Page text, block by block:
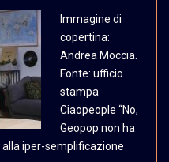
Immagine di
copertina:
Andrea Moccia.
Fonte: ufficio
stampa
Ciaopeople “No,
Geopop non ha
alla iper-semplificazione